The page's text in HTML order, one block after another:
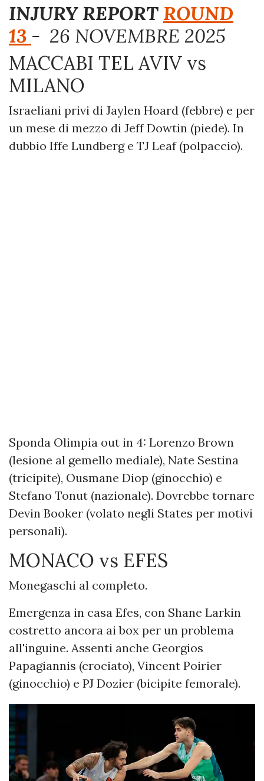
INJURY REPORT ROUND
13 - 26 NOVEMBRE 2025
MACCABI TEL AVIV vs
MILANO
Israeliani privi di Jaylen Hoard (febbre) e per
un mese di mezzo di Jeff Dowtin (piede). In
dubbio Iffe Lundberg e TJ Leaf (polpaccio).
Sponda Olimpia out in 4: Lorenzo Brown
(lesione al gemello mediale), Nate Sestina
(tricipite), Ousmane Diop (ginocchio) e
Stefano Tonut (nazionale). Dovrebbe tornare
Devin Booker (volato negli States per motivi
personali).
MONACO vs EFES
Monegaschi al completo.
Emergenza in casa Efes, con Shane Larkin
costretto ancora ai box per un problema
all'inguine. Assenti anche Georgios
Papagiannis (crociato), Vincent Poirier
(ginocchio) e PJ Dozier (bicipite femorale).